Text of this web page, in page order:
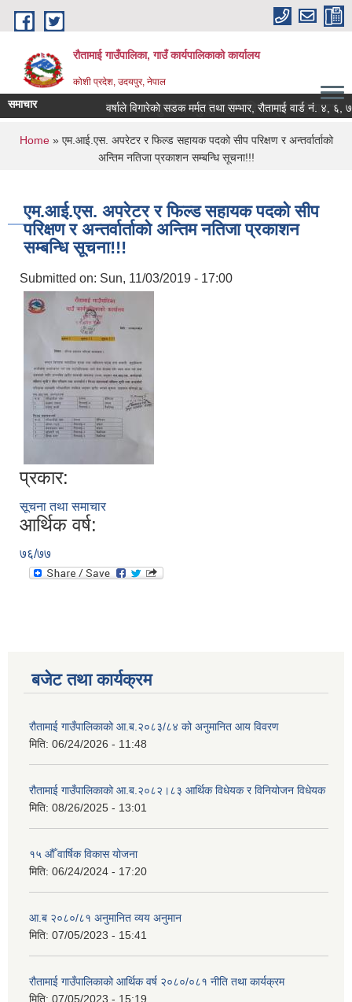
Skip to main content
रौतामाई गाउँपालिका, गाउँ कार्यपालिकाको कार्यालय
कोशी प्रदेश, उदयपुर, नेपाल
हाम्रो अभियान सबै सुखी र खुसी रहौं यहि हाम्रो पहिचान"
समाचार वर्षाले विगारेको सडक मर्मत तथा सम्भार, रौतामाई वार्ड नं. ४, ६, ७ र
You are here
Home» एम.आई.एस. अपरेटर र फिल्ड सहायक पदको सीप परिक्षण र अन्तर्वार्ताको
अन्तिम नतिजा प्रकाशन सम्बन्धि सूचना!!!
एम.आई.एस. अपरेटर र फिल्ड सहायक पदको सीप
परिक्षण र अन्तर्वार्ताको अन्तिम नतिजा प्रकाशन
सम्बन्धि सूचना!!!
Submitted on: Sun, 11/03/2019 - 17:00
प्रकार:
सूचना तथा समाचार
आर्थिक वर्ष:
७६/७७
बजेट तथा कार्यक्रम
रौतामाई गाउँपालिकाको आ.ब.२०८३/८४ को अनुमानित आय विवरण
मिति: 06/24/2026 - 11:48
रौतामाई गाउँपालिकाको आ.ब.२०८२।८३ आर्थिक विधेयक र विनियोजन विधेयक
मिति: 08/26/2025 - 13:01
१५ औँ वार्षिक विकास योजना
मिति: 06/24/2024 - 17:20
आ.ब २०८०/८१ अनुमानित व्यय अनुमान
मिति: 07/05/2023 - 15:41
रौतामाई गाउँपालिकाको आर्थिक वर्ष २०८०/०८१ नीति तथा कार्यक्रम
मिति: 07/05/2023 - 15:19